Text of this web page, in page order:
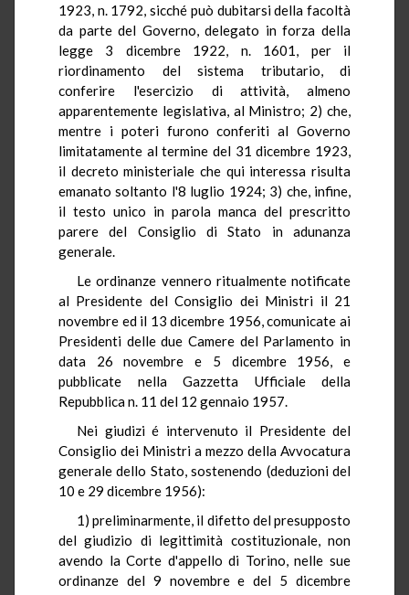
1923, n. 1792, sicché può dubitarsi della facoltà
da parte del Governo, delegato in forza della
legge 3 dicembre 1922, n. 1601, per il
riordinamento del sistema tributario, di
conferire l'esercizio di attività, almeno
apparentemente legislativa, al Ministro; 2) che,
mentre i poteri furono conferiti al Governo
limitatamente al termine del 31 dicembre 1923,
il decreto ministeriale che qui interessa risulta
emanato soltanto l'8 luglio 1924; 3) che, infine,
il testo unico in parola manca del prescritto
parere del Consiglio di Stato in adunanza
generale.
Le ordinanze vennero ritualmente notificate
al Presidente del Consiglio dei Ministri il 21
novembre ed il 13 dicembre 1956, comunicate ai
Presidenti delle due Camere del Parlamento in
data 26 novembre e 5 dicembre 1956, e
pubblicate nella Gazzetta Ufficiale della
Repubblica n. 11 del 12 gennaio 1957.
Nei giudizi é intervenuto il Presidente del
Consiglio dei Ministri a mezzo della Avvocatura
generale dello Stato, sostenendo (deduzioni del
10 e 29 dicembre 1956):
1) preliminarmente, il difetto del presupposto
del giudizio di legittimità costituzionale, non
avendo la Corte d'appello di Torino, nelle sue
ordinanze del 9 novembre e del 5 dicembre